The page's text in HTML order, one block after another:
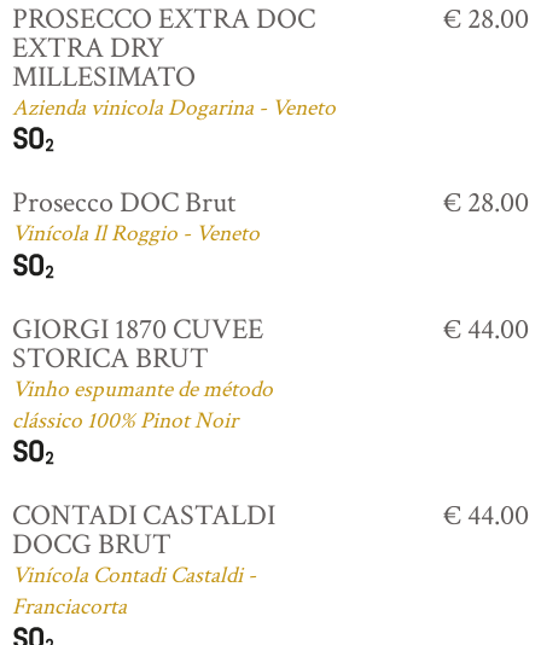
PROSECCO EXTRA DOC
EXTRA DRY
MILLESIMATO
Azienda vinicola Dogarina - Veneto
€ 28.00
Prosecco DOC Brut
Vinícola Il Roggio - Veneto
€ 28.00
GIORGI 1870 CUVEE
STORICA BRUT
Vinho espumante de método
clássico 100% Pinot Noir
€ 44.00
CONTADI CASTALDI
DOCG BRUT
Vinícola Contadi Castaldi -
Franciacorta
€ 44.00